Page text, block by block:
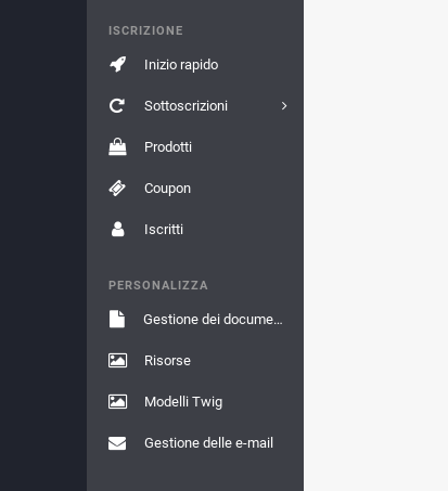
ISCRIZIONE
Inizio rapido
Sottoscrizioni
Prodotti
Coupon
Iscritti
PERSONALIZZA
Gestione dei documenti
Risorse
Modelli Twig
Gestione delle e-mail